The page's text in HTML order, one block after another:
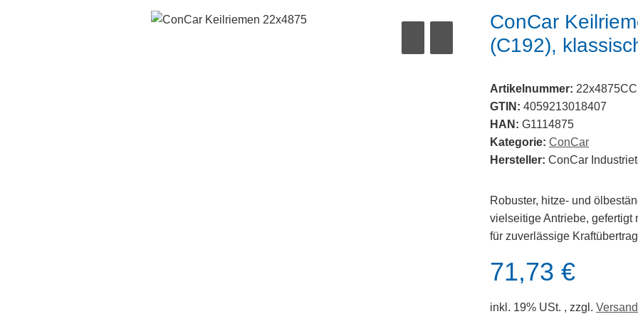
ConCar
(C192),
Artikelnummer: 22x4875CC
GTIN: 4059213018407
HAN: G1114875
Kategorie: ConCar
Hersteller: ConCar
Robuster, hitze- und
vielseitige Antriebe, gefertigt
für zuverlässige
71,73 €
inkl. 19% USt. , zzgl. Versand